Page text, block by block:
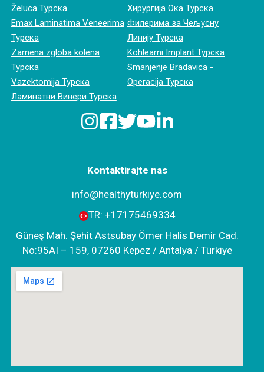
Želuca Турска
Emax Laminatima Veneerima
Турска
Zamena zgloba kolena
Турска
Vazektomija Турска
Ламинатни Винери Турска
Хирургија Ока Турска
Филерима за Чељусну
Линију Турска
Kohlearni Implant Турска
Smanjenje Bradavica -
Operacija Турска
Kontaktirajte nas
info@healthyturkiye.com
TR: +‪17175469334‬
Güneş Mah. Şehit Astsubay Ömer Halis Demir Cad.
No:95AI – 159, 07260 Kepez / Antalya / Türkiye